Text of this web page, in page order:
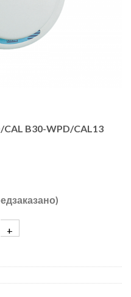
B30-WPD/CAL13